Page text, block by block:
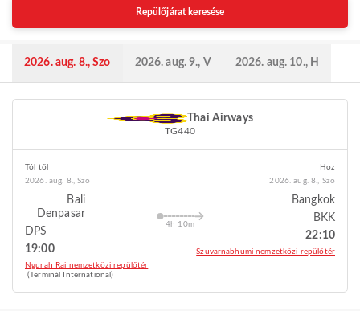
Repülőjárat keresése
2026. aug. 8., Szo 2026. aug. 9., V 2026. aug. 10., H
Thai Airways
TG440
Tól től
2026. aug. 8., Szo
Bali
Denpasar
DPS
19:00
Ngurah Rai nemzetközi repülőtér
(Terminál International)
4h 10m
Hoz
2026. aug. 8., Szo
Bangkok
BKK
22:10
Szuvarnabhumi nemzetközi repülőtér